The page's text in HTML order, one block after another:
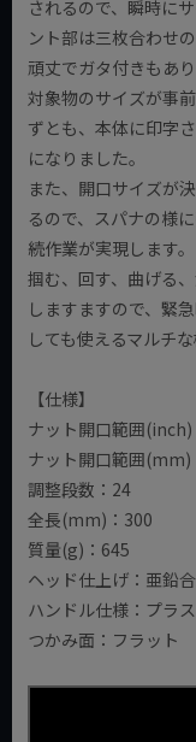
されるので、瞬時に
ント部は三枚合わせ
頑丈でガタ付きもあり
対象物のサイズが事
ずとも、本体に印字
になりました。
また、開口サイズが
るので、スパナの様
続作業が実現します。
掴む、回す、曲げる
しますますので、緊
しても使えるマルチ
【仕様】
ナット開口範囲
ナット開口範囲(mm)
調整段数：24
全長(mm)：300
質量(g)：645
ヘッド仕上げ：亜鉛
ハンドル仕様：プラ
つかみ面：フラット